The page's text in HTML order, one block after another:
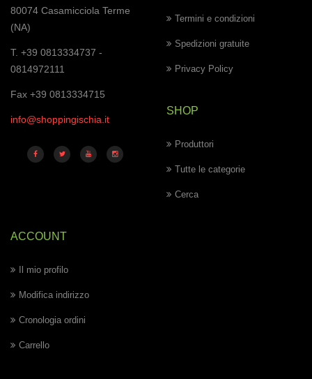
80074 Casamicciola Terme
(NA)
T. +39 0813334737 -
0814972111
Fax +39 0813334715
info@shoppingischia.it
Termini e condizioni
Spedizioni gratuite
Privacy Policy
SHOP
Produttori
Tutte le categorie
Cerca
ACCOUNT
Il mio profilo
Modifica indirizzo
Cronologia ordini
Carrello